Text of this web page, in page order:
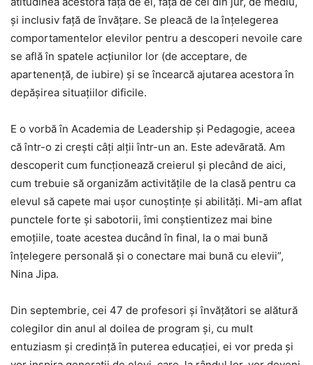
şi inclusiv faţă de învăţare. Se pleacă de la înţelegerea
comportamentelor elevilor pentru a descoperi nevoile care
se află în spatele acţiunilor lor (de acceptare, de
apartenenţă, de iubire) şi se încearcă ajutarea acestora în
depăşirea situaţiilor dificile.
E o vorbă în Academia de Leadership şi Pedagogie, aceea
că într-o zi creşti câţi alţii într-un an. Este adevărată. Am
descoperit cum funcţionează creierul şi plecând de aici,
cum trebuie să organizăm activităţile de la clasă pentru ca
elevul să capete mai uşor cunoştinţe şi abilităţi. Mi-am aflat
punctele forte şi sabotorii, îmi conştientizez mai bine
emoţiile, toate acestea ducând în final, la o mai bună
înţelegere personală şi o conectare mai bună cu elevii”,
Nina Jipa.
Din septembrie, cei 47 de profesori şi învăţători se alătură
colegilor din anul al doilea de program şi, cu mult
entuziasm şi credinţă în puterea educaţiei, ei vor preda şi